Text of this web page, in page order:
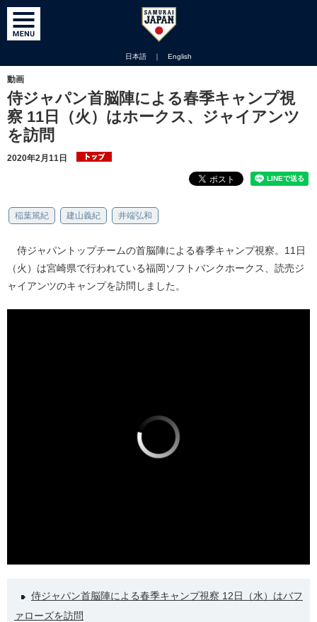
日本語 ｜ English
動画
侍ジャパン首脳陣による春季キャンプ視
察 11日（火）はホークス、ジャイアンツ
を訪問
2020年2月11日
稲葉篤紀 建山義紀 井端弘和
侍ジャパントップチームの首脳陣による春季キャンプ視察。11日
（火）は宮崎県で行われている福岡ソフトバンクホークス、読売ジ
ャイアンツのキャンプを訪問しました。
侍ジャパン首脳陣による春季キャンプ視察 12日（水）はバフ
ァローズを訪問